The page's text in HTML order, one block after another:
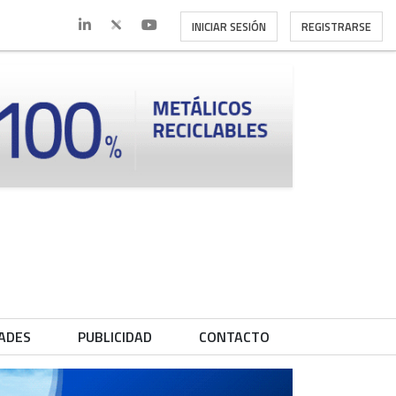
INICIAR SESIÓN REGISTRARSE
PUBLICIDAD CONTACTO